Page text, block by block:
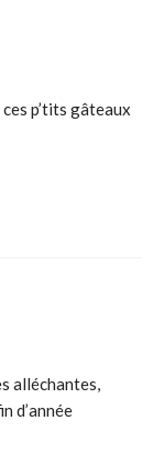
p’tits gâteaux
alléchantes,
d’année